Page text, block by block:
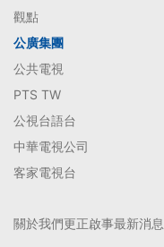
觀點
公廣集團
公共電視
PTS TW
公視台語台
中華電視公司
客家電視台
關於我們更正啟事最新消息